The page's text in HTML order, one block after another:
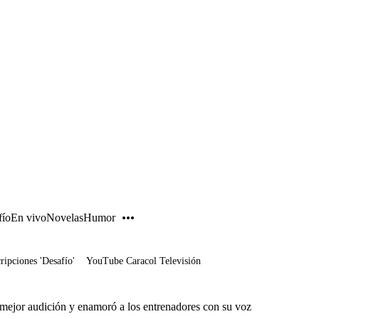
En vivoNovelasHumor
'Desafío' YouTube Caracol Televisión
audición y enamoró a los entrenadores con su voz